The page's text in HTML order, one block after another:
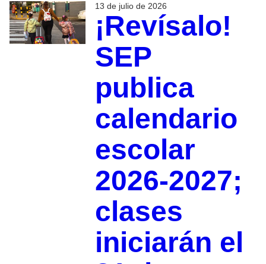
13 de julio de 2026
¡Revísalo!
SEP
publica
calendario
escolar
2026-2027;
clases
iniciarán el